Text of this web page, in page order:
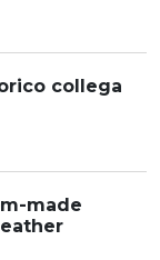
collega
made